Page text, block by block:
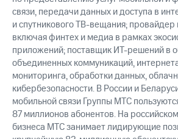
связи, передачи данных и доступа в
и спутникового ТВ-вещания;
включая финтех и медиа в рамках
приложений; поставщик ИТ-решений в
объединенных коммуникаций,
мониторинга, обработки данных,
кибербезопасности. В России и
мобильной связи Группы МТС
87 миллионов абонентов. На
бизнеса МТС занимает лидирующие